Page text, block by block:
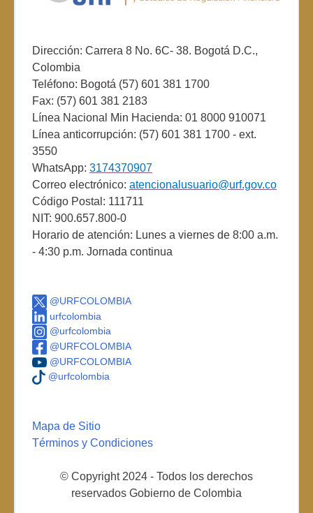
Dirección: Carrera 8 No. 6C- 38. Bogotá D.C.,
Colombia
Teléfono: Bogotá (57) 601 381 1700
Fax: (57) 601 381 2183
Línea Nacional Min Hacienda: 01 8000 910071
Línea anticorrupción: (57) 601 381 1700 - ext.
3550
WhatsApp: 3174370907
Correo electrónico: atencionalusuario@urf.gov.co
Código Postal: 111711
NIT: 900.657.800-0
Horario de atención: Lunes a viernes de 8:00 a.m.
- 4:30 p.m. Jornada continua
@URFCOLOMBIA
urfcolombia
@urfcolombia
@URFCOLOMBIA
@URFCOLOMBIA
@urfcolombia
Mapa de Sitio
Términos y Condiciones
© Copyright 2024 - Todos los derechos
reservados Gobierno de Colombia